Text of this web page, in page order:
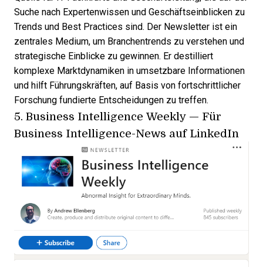
Suche nach Expertenwissen und Geschäftseinblicken zu
Trends und Best Practices sind. Der Newsletter ist ein
zentrales Medium, um Branchentrends zu verstehen und
strategische Einblicke zu gewinnen. Er destilliert
komplexe Marktdynamiken in umsetzbare Informationen
und hilft Führungskräften, auf Basis von fortschrittlicher
Forschung fundierte Entscheidungen zu treffen.
5. Business Intelligence Weekly — Für
Business Intelligence-News auf LinkedIn